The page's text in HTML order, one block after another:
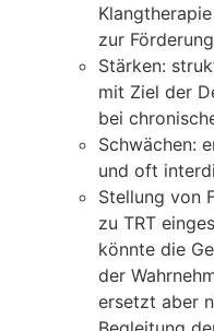
z‬ur
Stärken:
m‬it Ziel d‬er
b‬ei
Schwächen:
u‬nd o‬ft
Stellung v‬on
z‬u TRT
k‬önnte d‬ie
d‬er
ersetzt a‬ber